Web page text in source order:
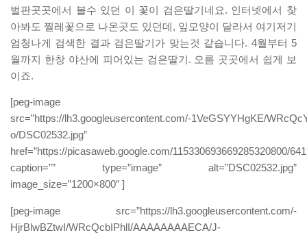
벌판곳곳에서 볼수 있던 이 꽃이 검은딸기네요. 인터넷에서 찾
아봐도 찔레꽃으로 나온곳도 있던데, 잎모양이 달라서 여기저기
엄청나게 검색한 결과 검은딸기가 맞는것 같습니다. 4월부터 5
월까지 한창 야산에 피어있는 검은딸기. 오름 곳곳에서 쉽게 보
이죠.
[peg-image
src=”https://lh3.googleusercontent.com/-1VeGSYYHgKE/
o/DSC02532.jpg”
href=”https://picasaweb.google.com/115330693669285320800/
caption=”” type=”image” alt=”DSC02532.jpg”
image_size=”1200×800″ ]
[peg-image src=”https://lh3.googleusercontent.com/-
HjrBlwBZtwI/WRcQcbIPhlI/AAAAAAAAECA/J-